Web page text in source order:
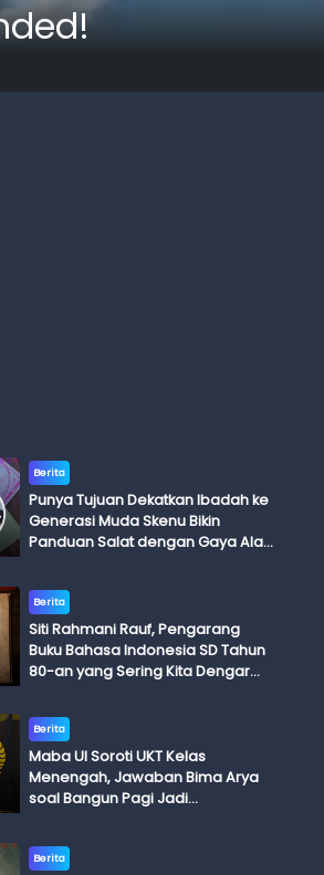
Berita
Punya Tujuan Dekatkan Ibadah ke
Generasi Muda Skenu Bikin
Panduan Salat dengan Gaya Ala
Berita
Siti Rahmani Rauf, Pengarang
Buku Bahasa Indonesia SD Tahun
80-an yang Sering Kita Dengar
Adik Budi
Berita
Maba UI Soroti UKT Kelas
Menengah, Jawaban Bima Arya
soal Bangun Pagi Jadi
Berita